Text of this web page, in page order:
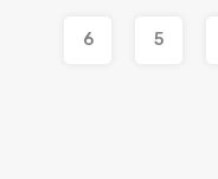
5
6